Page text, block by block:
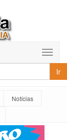
Ir
Notícias